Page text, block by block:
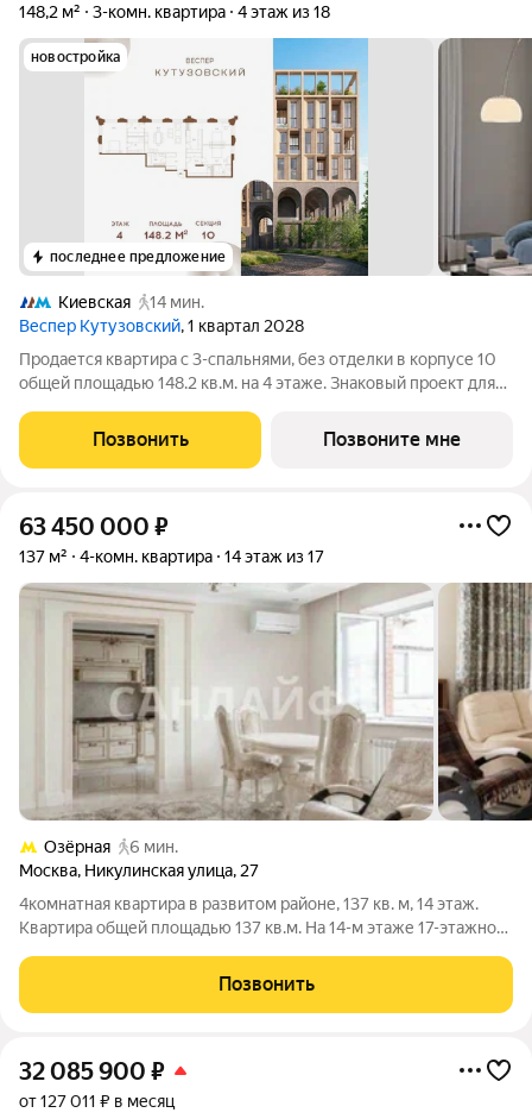
148,2 м² 3-комн. квартира 4 этаж из 18
новостройка
последнее предложение
Киевская
14 мин.
Веспер Кутузовский, 1 квартал 2028
Продается квартира с 3-спальнями, без отделки в корпусе 10
общей площадью 148.2 кв.м. на 4 этаже. Знаковый проект для
площадью 3,7 га расположен на Кутузовском проспекте и
воплощает новую
Позвонить Позвоните мне
63 450 000 ₽
137 м² 4-комн. квартира 14 этаж из 17
Озёрная
6 мин.
Москва, Никулинская улица, 27
4комнатная квартира в развитом районе, 137 кв. м, 14 этаж.
Квартира общей площадью 137 кв.м. На 14-м этаже 17-этажного
санузла. Кухня 15 кв. м. Выполнен качественный ремонт в
классическом
Позвонить
32 085 900 ₽
от 127 011 ₽ в месяц